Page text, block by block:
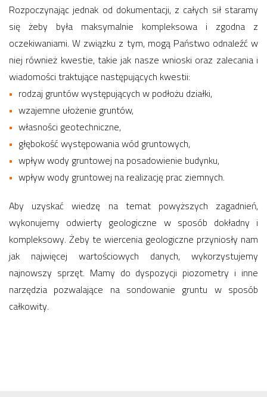
Rozpoczynając jednak od dokumentacji, z całych sił staramy
się żeby była maksymalnie kompleksowa i zgodna z
oczekiwaniami. W związku z tym, mogą Państwo odnaleźć w
niej również kwestie, takie jak nasze wnioski oraz zalecania i
wiadomości traktujące następujących kwestii:
rodzaj gruntów występujących w podłożu działki,
wzajemne ułożenie gruntów,
własności geotechniczne,
głębokość występowania wód gruntowych,
wpływ wody gruntowej na posadowienie budynku,
wpływ wody gruntowej na realizację prac ziemnych.
Aby uzyskać wiedzę na temat powyższych zagadnień,
wykonujemy odwierty geologiczne w sposób dokładny i
kompleksowy. Żeby te wiercenia geologiczne przyniosły nam
jak najwięcej wartościowych danych, wykorzystujemy
najnowszy sprzęt. Mamy do dyspozycji piozometry i inne
narzędzia pozwalające na sondowanie gruntu w sposób
całkowity.